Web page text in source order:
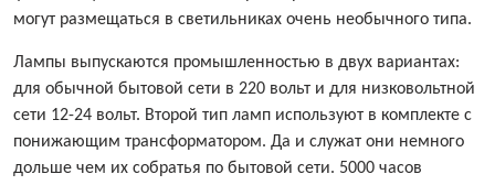
могут размещаться в светильниках очень необычного типа.
Лампы выпускаются промышленностью в двух вариантах:
для обычной бытовой сети в 220 вольт и для низковольтной
сети 12-24 вольт. Второй тип ламп используют в комплекте с
понижающим трансформатором. Да и служат они немного
дольше чем их собратья по бытовой сети. 5000 часов